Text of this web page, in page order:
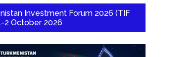
Investment Forum 2026 (TIF
2 October 2026